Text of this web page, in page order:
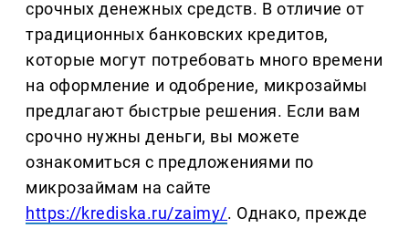
срочных денежных средств. В отличие от
традиционных банковских кредитов,
которые могут потребовать много времени
на оформление и одобрение, микрозаймы
предлагают быстрые решения. Если вам
срочно нужны деньги, вы можете
ознакомиться с предложениями по
микрозаймам на сайте
https://krediska.ru/zaimy/. Однако, прежде